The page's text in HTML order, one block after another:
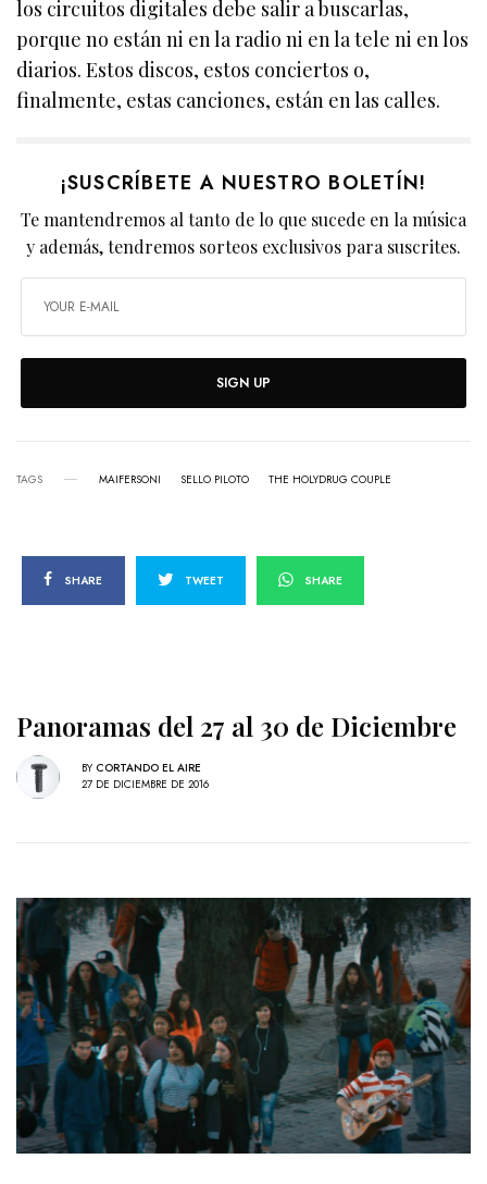
los circuitos digitales debe salir a buscarlas,
porque no están ni en la radio ni en la tele ni en los
diarios. Estos discos, estos conciertos o,
finalmente, estas canciones, están en las calles.
¡SUSCRÍBETE A NUESTRO BOLETÍN!
Te mantendremos al tanto de lo que sucede en la música
y además, tendremos sorteos exclusivos para suscrites.
SIGN UP
TAGS MAIFERSONI SELLO PILOTO THE HOLYDRUG COUPLE
SHARE TWEET SHARE
Panoramas del 27 al 30 de Diciembre
BY CORTANDO EL AIRE
27 DE DICIEMBRE DE 2016